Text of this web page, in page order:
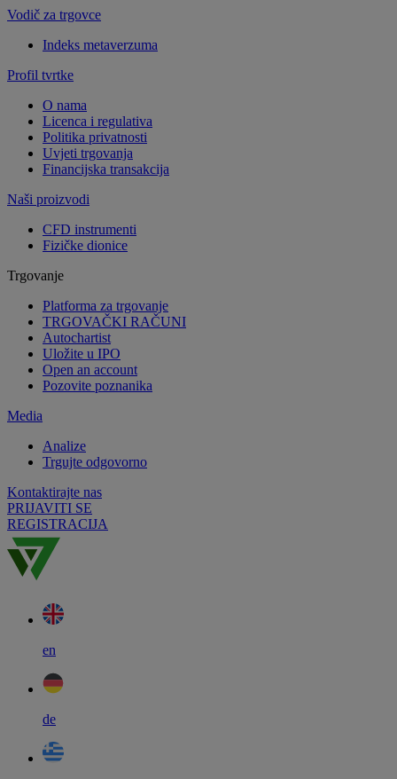
Vodič za trgovce
Indeks metaverzuma
Profil tvrtke
O nama
Licenca i regulativa
Politika privatnosti
Uvjeti trgovanja
Financijska transakcija
Naši proizvodi
CFD instrumenti
Fizičke dionice
Trgovanje
Platforma za trgovanje
TRGOVAČKI RAČUNI
Autochartist
Uložite u IPO
Open an account
Pozovite poznanika
Media
Analize
Trgujte odgovorno
Kontaktirajte nas
PRIJAVITI SE
REGISTRACIJA
en
de